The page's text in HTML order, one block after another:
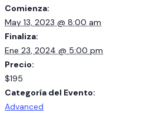
Comienza:
May 13, 2023 @ 8:00 am
Finaliza:
Ene 23, 2024 @ 5:00 pm
Precio:
$195
Categoría del Evento:
Advanced